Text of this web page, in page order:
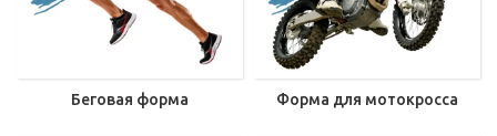
Беговая форма Форма для мотокросса